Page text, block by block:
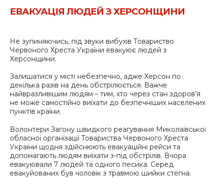
ЕВАКУАЦІЯ ЛЮДЕЙ З ХЕРСОНЩИНИ
Не зупиняючись, під звуки вибухів Товариство
Червоного Хреста України евакуює людей з
Херсонщини.
Залишатися у місті небезпечно, адже Херсон по
декілька разів на день обстрілюється. Важче
найвразливішим людям – тим, хто через стан здоров’я
не може самостійно виїхати до безпечніших населених
пунктів країни.
Волонтери Загону швидкого реагування Миколаївської
обласної організації Товариства Червоного Хреста
України щодня здійснюють евакуаційні рейси та
допомагають людям виїхати з-під обстрілів. Вчора
евакуювали 7 людей та одного песика. Серед
евакуйованих був чоловік з травмою шийки стегна.